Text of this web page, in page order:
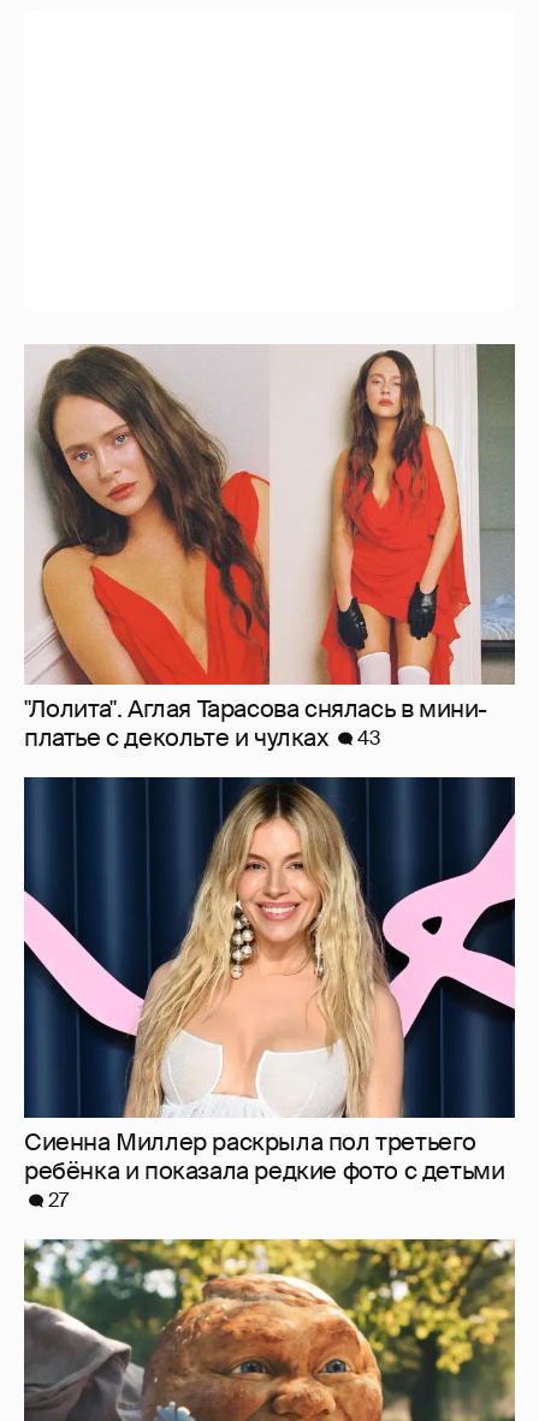
"Лолита". Аглая Тарасова снялась в мини-
платье с декольте и чулках
43
Сиенна Миллер раскрыла пол третьего
ребёнка и показала редкие фото с детьми
"Россия-24" обратилась в прокуратуру и СК
из-за угроз в адрес создателей "Колобка"